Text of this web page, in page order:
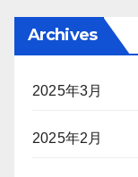
Archives
2025年3月
2025年2月